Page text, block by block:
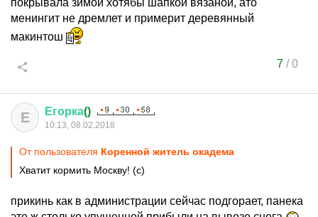
покрывала зимой хотябы шапкой вязаной, ато
менингит не дремлет и примерит деревянный
макинтош
7/0
Е Егорка()
10:13, 08.02.2018
От пользователя Коренной житель окадема
Хватит кормить Москву! (с)
прикинь как в администрации сейчас подгорает, панека